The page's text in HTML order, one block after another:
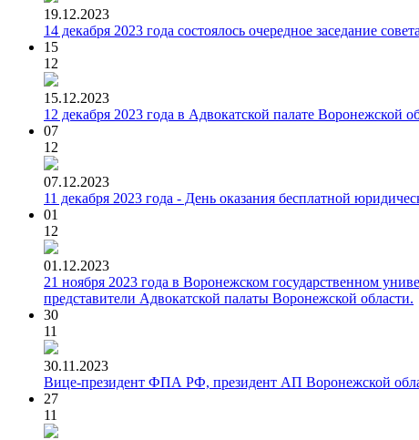
19.12.2023
14 декабря 2023 года состоялось очередное заседание
15
12
15.12.2023
12 декабря 2023 года в Адвокатской палате Воронежской
07
12
07.12.2023
11 декабря 2023 года - День оказания бесплатной
01
12
01.12.2023
21 ноября 2023 года в Воронежском государственном
представители Адвокатской палаты Воронежской области.
30
11
30.11.2023
Вице-президент ФПА РФ, президент АП Воронежской
27
11